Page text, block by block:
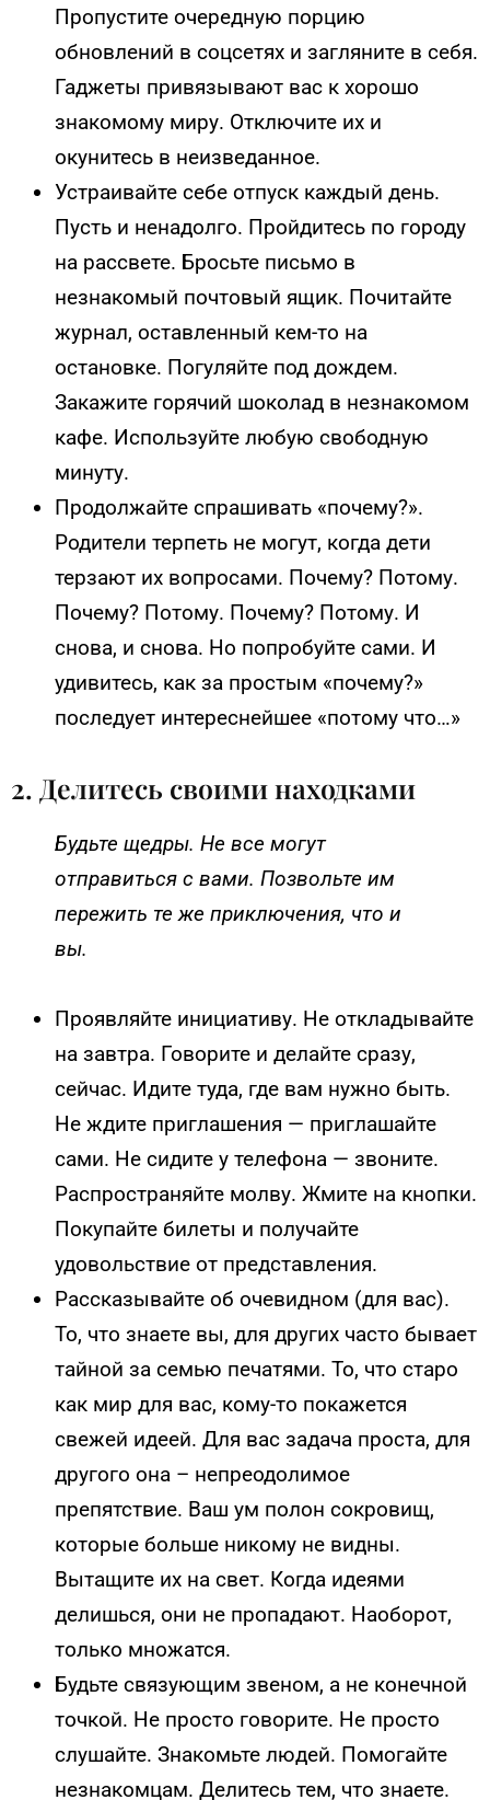
Пропустите очередную порцию
обновлений в соцсетях и загляните в себя.
Гаджеты привязывают вас к хорошо
знакомому миру. Отключите их и
окунитесь в неизведанное.
Устраивайте себе отпуск каждый день.
Пусть и ненадолго. Пройдитесь по городу
на рассвете. Бросьте письмо в
незнакомый почтовый ящик. Почитайте
журнал, оставленный кем-то на
остановке. Погуляйте под дождем.
Закажите горячий шоколад в незнакомом
кафе. Используйте любую свободную
минуту.
Продолжайте спрашивать «почему?».
Родители терпеть не могут, когда дети
терзают их вопросами. Почему? Потому.
Почему? Потому. Почему? Потому. И
снова, и снова. Но попробуйте сами. И
удивитесь, как за простым «почему?»
последует интереснейшее «потому что…»
2. Делитесь своими находками
Будьте щедры. Не все могут
отправиться с вами. Позвольте им
пережить те же приключения, что и
вы.
Проявляйте инициативу. Не откладывайте
на завтра. Говорите и делайте сразу,
сейчас. Идите туда, где вам нужно быть.
Не ждите приглашения — приглашайте
сами. Не сидите у телефона — звоните.
Распространяйте молву. Жмите на кнопки.
Покупайте билеты и получайте
удовольствие от представления.
Рассказывайте об очевидном (для вас).
То, что знаете вы, для других часто бывает
тайной за семью печатями. То, что старо
как мир для вас, кому-то покажется
свежей идеей. Для вас задача проста, для
другого она – непреодолимое
препятствие. Ваш ум полон сокровищ,
которые больше никому не видны.
Вытащите их на свет. Когда идеями
делишься, они не пропадают. Наоборот,
только множатся.
Будьте связующим звеном, а не конечной
точкой. Не просто говорите. Не просто
слушайте. Знакомьте людей. Помогайте
незнакомцам. Делитесь тем, что знаете.